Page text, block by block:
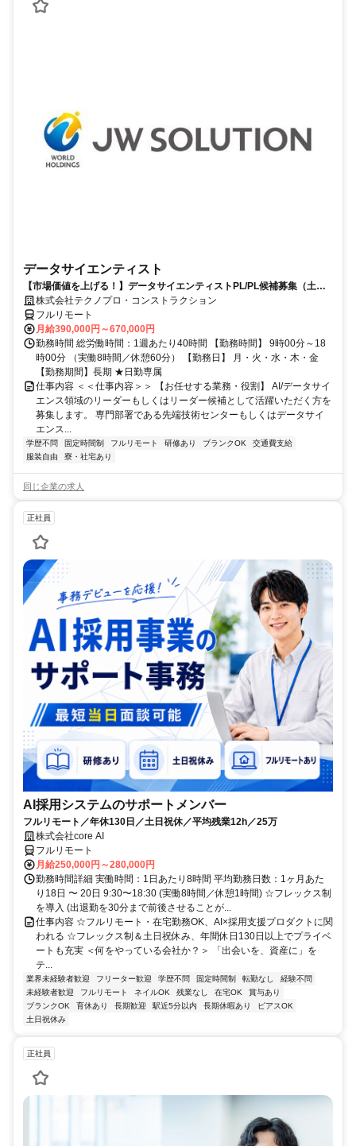
データサイエンティスト
【市場価値を上げる！】データサイエンティストPL/PL候補募集（土日
祝休）
株式会社テクノプロ・コンストラクション
フルリモート
月給390,000円～670,000円
勤務時間 総労働時間：1週あたり40時間 【勤務時間】 9時00分～18
時00分 （実働8時間／休憩60分） 【勤務日】 月・火・水・木・金
【勤務期間】長期 ★日勤専属
仕事内容 ＜＜仕事内容＞＞ 【お任せする業務・役割】 AI/データサイ
エンス領域のリーダーもしくはリーダー候補として活躍いただく方を
募集します。 専門部署である先端技術センターもしくはデータサイ
エンス...
学歴不問 固定時間制 フルリモート 研修あり ブランクOK
交通費支給
服装自由
寮・社宅あり
同じ企業の求人
正社員
AI採用システムのサポートメンバー
フルリモート／年休130日／土日祝休／平均残業12h／25万
株式会社core AI
フルリモート
月給250,000円～280,000円
勤務時間詳細 実働時間：1日あたり8時間 平均勤務日数：1ヶ月あた
り18日 〜 20日 9:30〜18:30 (実働8時間／休憩1時間) ☆フレックス制
を導入 (出退勤を30分まで前後させることが...
仕事内容 ☆フルリモート・在宅勤務OK、AI×採用支援プロダクトに関
われる ☆フレックス制＆土日祝休み、年間休日130日以上でプライベ
ートも充実 ＜何をやっている会社か？＞ 「出会いを、資産に」を
テ...
業界未経験者歓迎 フリーター歓迎 学歴不問 固定時間制 転勤なし
経験不問
未経験者歓迎
フルリモート ネイルOK 残業なし 在宅OK
賞与あり
ブランクOK
育休あり 長期歓迎 駅近5分以内 長期休暇あり
ピアスOK
土日祝休み
正社員